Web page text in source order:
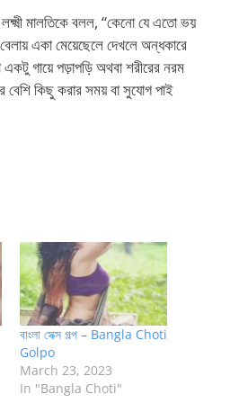
মালতিকে বলল, “কেনো যে এতো ভয়
একা মেয়েছেলে দেখলে অন্ধকারে
গায়ে পড়াপড়ি অথবা শরীরের নরম
কিছু করার সময় বা সুযোগ পাই
বাংলা সেক্স গল্প – Bangla Choti
Golpo
March 23, 2023
In "Bangla Choti"